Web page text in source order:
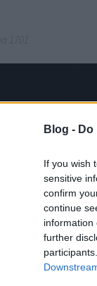
Blog -
If you wish
sensitive
confirm
continue
information
further